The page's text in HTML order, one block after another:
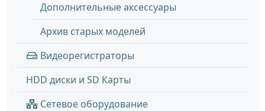
Дополнительные аксессуары
Архив старых моделей
Видеорегистраторы
HDD диски и SD Карты
Сетевое оборудование